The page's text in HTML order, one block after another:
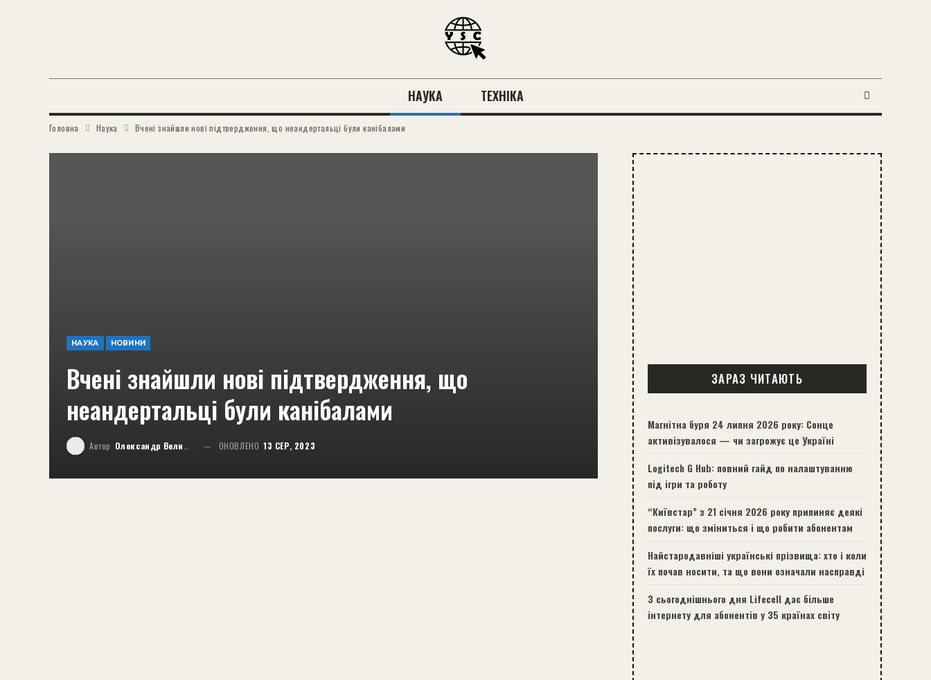
НАУКА ТЕХНІКА
Головна Наука Вчені знайшли нові підтвердження, що неандертальці були канібалами
НАУКА НОВИНИ
Вчені знайшли нові підтвердження, що
неандертальці були канібалами
Автор Олександр Великий ОНОВЛЕНО 13 СЕР, 2023
ЗАРАЗ ЧИТАЮТЬ
Магнітна буря 24 липня 2026 року: Сонце
активізувалося — чи загрожує це Україні
Logitech G Hub: повний гайд по налаштуванню
під ігри та роботу
“Київстар” з 21 січня 2026 року припиняє деякі
послуги: що зміниться і що робити абонентам
Найстародавніші українські прізвища: хто і коли
їх почав носити, та що вони означали насправді
З сьогоднішнього дня Lifecell дає більше
інтернету для абонентів у 35 країнах світу